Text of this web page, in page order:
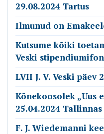
29.08.2024 Tartus
Ilmunud on
Kutsume kõiki
Veski
LVII J. V. Veski päev
Kõnekoosolek „Uus
25.04.2024 Tallinnas
F. J. Wiedemanni